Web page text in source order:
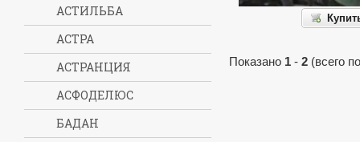
Показано 1 - 2 (всего
АСТИЛЬБА
АСТРА
АСТРАНЦИЯ
АСФОДЕЛЮС
БАДАН